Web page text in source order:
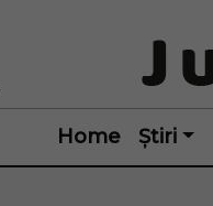
Home Știri